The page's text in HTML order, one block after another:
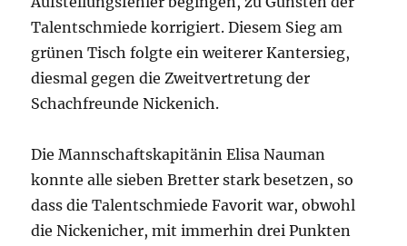
Talentschmiede korrigiert. Diesem Sieg am
grünen Tisch folgte ein weiterer Kantersieg,
diesmal gegen die Zweitvertretung der
Schachfreunde Nickenich.
Die Mannschaftskapitänin Elisa Nauman
konnte alle sieben Bretter stark besetzen, so
dass die Talentschmiede Favorit war, obwohl
die Nickenicher, mit immerhin drei Punkten